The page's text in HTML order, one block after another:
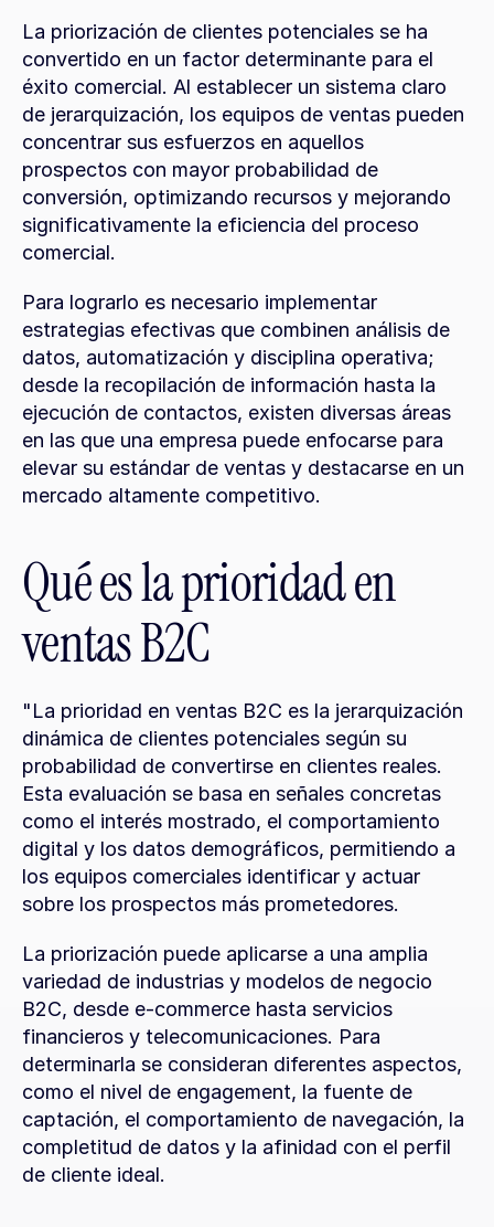
La priorización de clientes potenciales se ha
convertido en un factor determinante para el
éxito comercial. Al establecer un sistema claro
de jerarquización, los equipos de ventas pueden
concentrar sus esfuerzos en aquellos
prospectos con mayor probabilidad de
conversión, optimizando recursos y mejorando
significativamente la eficiencia del proceso
comercial.
Para lograrlo es necesario implementar
estrategias efectivas que combinen análisis de
datos, automatización y disciplina operativa;
desde la recopilación de información hasta la
ejecución de contactos, existen diversas áreas
en las que una empresa puede enfocarse para
elevar su estándar de ventas y destacarse en un
mercado altamente competitivo.
Qué es la prioridad en
ventas B2C
"La prioridad en ventas B2C es la jerarquización
dinámica de clientes potenciales según su
probabilidad de convertirse en clientes reales.
Esta evaluación se basa en señales concretas
como el interés mostrado, el comportamiento
digital y los datos demográficos, permitiendo a
los equipos comerciales identificar y actuar
sobre los prospectos más prometedores.
La priorización puede aplicarse a una amplia
variedad de industrias y modelos de negocio
B2C, desde e-commerce hasta servicios
financieros y telecomunicaciones. Para
determinarla se consideran diferentes aspectos,
como el nivel de engagement, la fuente de
captación, el comportamiento de navegación, la
completitud de datos y la afinidad con el perfil
de cliente ideal.